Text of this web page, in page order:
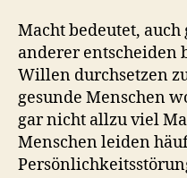
Macht bedeutet,
anderer entscheiden
Willen durchsetzen
gesunde Menschen
gar nicht allzu viel
Menschen leiden